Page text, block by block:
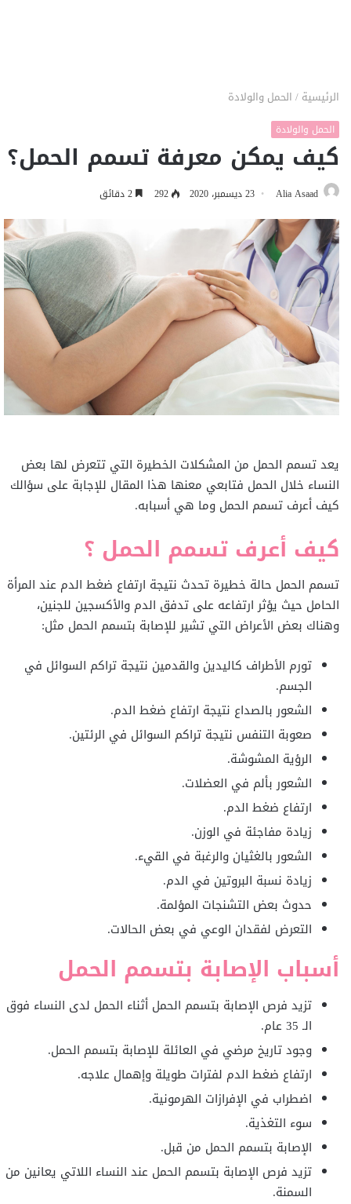
الرئيسية / الحمل والولادة
الحمل والولادة
كيف يمكن معرفة تسمم الحمل؟
Alia Asaad 23 ديسمبر، 2020 292
يعد تسمم الحمل من المشكلات الخطيرة التي تتعرض لها بعض
النساء خلال الحمل فتابعي معنها هذا المقال للإجابة على سؤالك
كيف أعرف تسمم الحمل وما هي أسبابه.
كيف أعرف تسمم الحمل ؟
تسمم الحمل حالة خطيرة تحدث نتيجة ارتفاع ضغط الدم عند المرأة
الحامل حيث يؤثر ارتفاعه على تدفق الدم والأكسجين للجنين،
وهناك بعض الأعراض التي تشير للإصابة بتسمم الحمل مثل:
تورم الأطراف كاليدين والقدمين نتيجة تراكم السوائل في
الجسم.
الشعور بالصداع نتيجة ارتفاع ضغط الدم.
صعوبة التنفس نتيجة تراكم السوائل في الرئتين.
الرؤية المشوشة.
الشعور بألم في العضلات.
ارتفاع ضغط الدم.
زيادة مفاجئة في الوزن.
الشعور بالغثيان والرغبة في القيء.
زيادة نسبة البروتين في الدم.
حدوث بعض التشنجات المؤلمة.
التعرض لفقدان الوعي في بعض الحالات.
أسباب الإصابة بتسمم الحمل
تزيد فرص الإصابة بتسمم الحمل أثناء الحمل لدى النساء فوق
الـ 35 عام.
وجود تاريخ مرضي في العائلة للإصابة بتسمم الحمل.
ارتفاع ضغط الدم لفترات طويلة وإهمال علاجه.
اضطراب في الإفرازات الهرمونية.
سوء التغذية.
الإصابة بتسمم الحمل من قبل.
تزيد فرص الإصابة بتسمم الحمل عند النساء اللاتي يعانين من
السمنة.